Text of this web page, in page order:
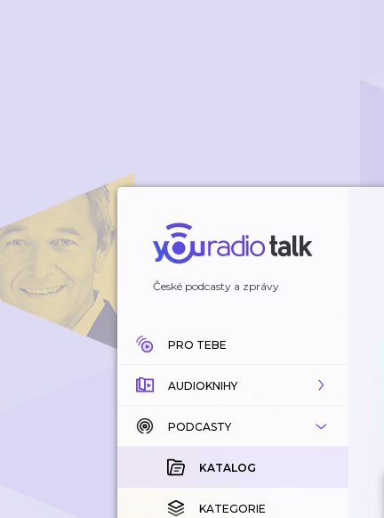
České podcasty a zprávy
PRO TEBE
AUDIOKNIHY
KATALOG
KOUPENÉ
KATEGORIE
PODCASTY
KATALOG
KATEGORIE